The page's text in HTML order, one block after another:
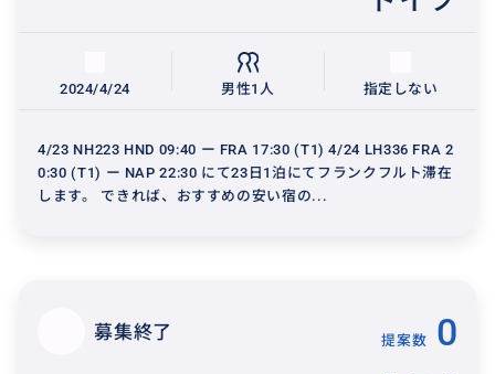
2024/4/24 男性1人 指定しない
4/23 NH223 HND 09:40 ー FRA 17:30 (T1) 4/24 LH336 FRA 2
0:30 (T1) ー NAP 22:30 にて23日1泊にてフランクフルト滞在
します。 できれば、おすすめの安い宿の...
募集終了 提案数 0